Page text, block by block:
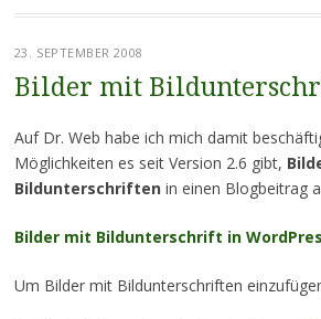
23. SEPTEMBER 2008
Bilder mit
Auf Dr. Web habe ich mich damit
Möglichkeiten es seit Version 2.6 gibt,
Bildunterschriften in einen Blogbeitrag
Bilder mit Bildunterschrift in
Um Bilder mit Bildunterschriften